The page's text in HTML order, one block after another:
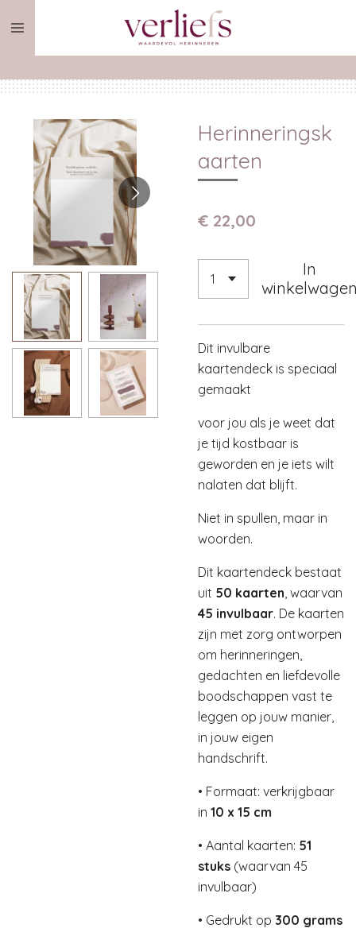
de
Herinneringsk
aarten
€ 22,00
In
Dit invulbare
kaartendeck is speciaal
gemaakt
voor jou als je weet dat
je tijd kostbaar is
geworden en je iets wilt
nalaten dat blijft.
Niet in spullen, maar in
woorden.
Dit kaartendeck bestaat
uit 50 kaarten, waarvan
45 invulbaar. De kaarten
zijn met zorg ontworpen
om herinneringen,
gedachten en liefdevolle
boodschappen vast te
leggen op jouw manier,
in jouw eigen
handschrift.
• Formaat: verkrijgbaar
in 10 x 15 cm
• Aantal kaarten: 51
stuks (waarvan 45
invulbaar)
• Gedrukt op 300 grams